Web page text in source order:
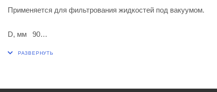
Применяется для фильтрования жидкостей под вакуумом.
D, мм 90